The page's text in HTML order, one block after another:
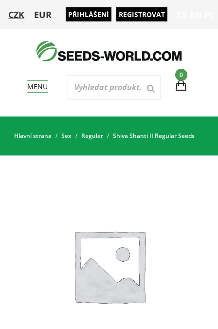
CZK EUR PŘIHLÁŠENÍ REGISTROVAT
0
MENU
Hlavní strana Sex Regular Shiva Shanti II Regular Seeds